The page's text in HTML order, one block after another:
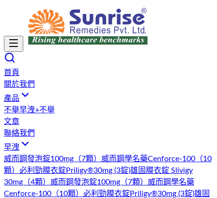
首頁
關於我們
產品
不舉早洩+不舉
文章
聯絡我們
早洩
威而鋼發泡錠100mg（7顆） 威而鋼學名藥Cenforce-100（10
顆） 必利勁膜衣錠Priligy®30mg (3錠)雄固膜衣錠 Slivigy
30mg（4顆） 威而鋼發泡錠100mg（7顆） 威而鋼學名藥
Cenforce-100（10顆） 必利勁膜衣錠Priligy®30mg (3錠)雄固